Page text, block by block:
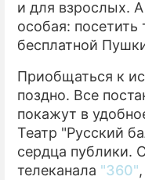
и для взрослых.
особая:
бесплатной
Приобщаться к
поздно. Все
покажут в
Театр "Русский
сердца публики.
телеканала "360"